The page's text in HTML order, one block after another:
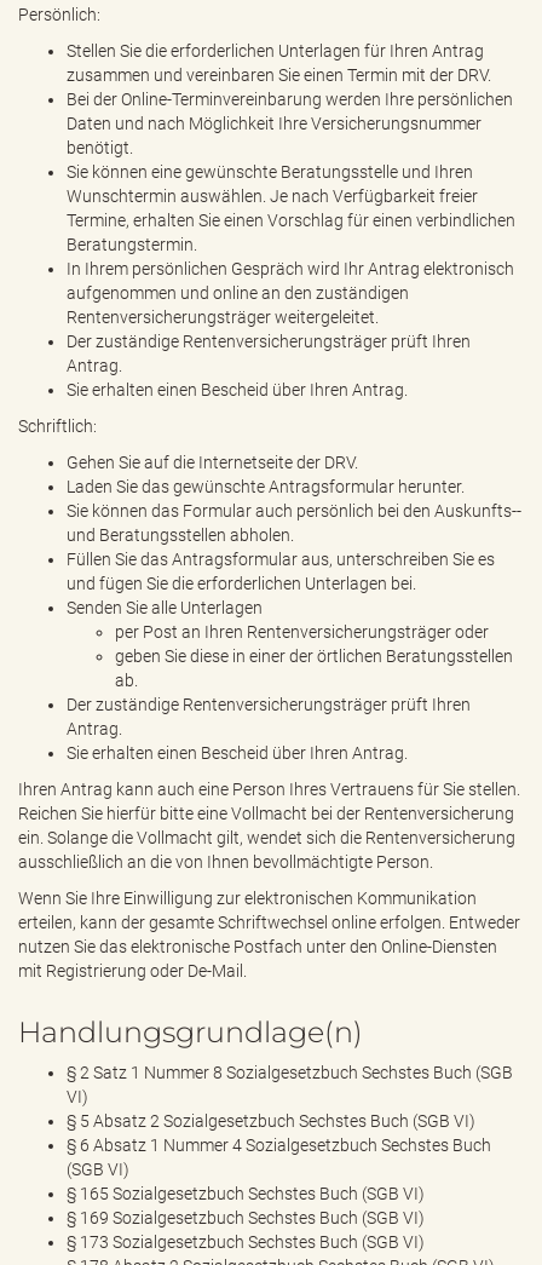
Persönlich:
Stellen Sie die erforderlichen Unterlagen für Ihren Antrag
zusammen und vereinbaren Sie einen Termin mit der DRV.
Bei der Online-Terminvereinbarung werden Ihre persönlichen
Daten und nach Möglichkeit Ihre Versicherungsnummer
benötigt.
Sie können eine gewünschte Beratungsstelle und Ihren
Wunschtermin auswählen. Je nach Verfügbarkeit freier
Termine, erhalten Sie einen Vorschlag für einen verbindlichen
Beratungstermin.
In Ihrem persönlichen Gespräch wird Ihr Antrag elektronisch
aufgenommen und online an den zuständigen
Rentenversicherungsträger weitergeleitet.
Der zuständige Rentenversicherungsträger prüft Ihren
Antrag.
Sie erhalten einen Bescheid über Ihren Antrag.
Schriftlich:
Gehen Sie auf die Internetseite der DRV.
Laden Sie das gewünschte Antragsformular herunter.
Sie können das Formular auch persönlich bei den Auskunfts-­
und Beratungsstellen abholen.
Füllen Sie das Antragsformular aus, unterschreiben Sie es
und fügen Sie die erforderlichen Unterlagen bei.
Senden Sie alle Unterlagen
per Post an Ihren Rentenversicherungsträger oder
geben Sie diese in einer der örtlichen Beratungsstellen
ab.
Der zuständige Rentenversicherungsträger prüft Ihren
Antrag.
Sie erhalten einen Bescheid über Ihren Antrag.
Ihren Antrag kann auch eine Person Ihres Vertrauens für Sie stellen.
Reichen Sie hierfür bitte eine Vollmacht bei der Rentenversicherung
ein. Solange die Vollmacht gilt, wendet sich die Rentenversicherung
ausschließlich an die von Ihnen bevollmächtigte Person.
Wenn Sie Ihre Einwilligung zur elektronischen Kommunikation
erteilen, kann der gesamte Schriftwechsel online erfolgen. Entweder
nutzen Sie das elektronische Postfach unter den Online-Diensten
mit Registrierung oder De-Mail.
Handlungsgrundlage(n)
§ 2 Satz 1 Nummer 8 Sozialgesetzbuch Sechstes Buch (SGB
VI)
§ 5 Absatz 2 Sozialgesetzbuch Sechstes Buch (SGB VI)
§ 6 Absatz 1 Nummer 4 Sozialgesetzbuch Sechstes Buch
(SGB VI)
§ 165 Sozialgesetzbuch Sechstes Buch (SGB VI)
§ 169 Sozialgesetzbuch Sechstes Buch (SGB VI)
§ 173 Sozialgesetzbuch Sechstes Buch (SGB VI)